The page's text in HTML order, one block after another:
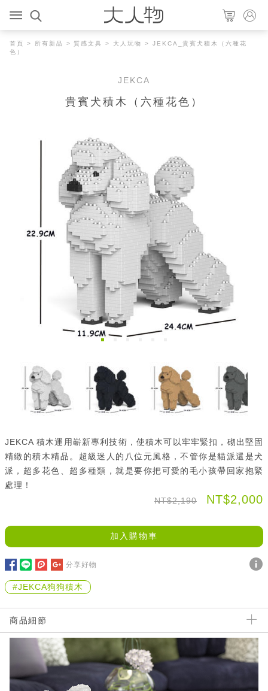
首頁 > 所有新品 > 質感文具 > 大人玩物
> JEKCA_貴賓犬積木（六種花
色）
JEKCA
貴賓犬積木（六種花色）
JEKCA 積木運用嶄新專利技術，使積木可以牢牢緊扣，砌出堅固
精緻的積木精品。超級迷人的八位元風格，不管你是貓派還是犬
派，超多花色、超多種類，就是要你把可愛的毛小孩帶回家抱緊
處理！
NT$2,190 NT$2,000
加入購物車
分享好物
#JEKCA狗狗積木
商品細節